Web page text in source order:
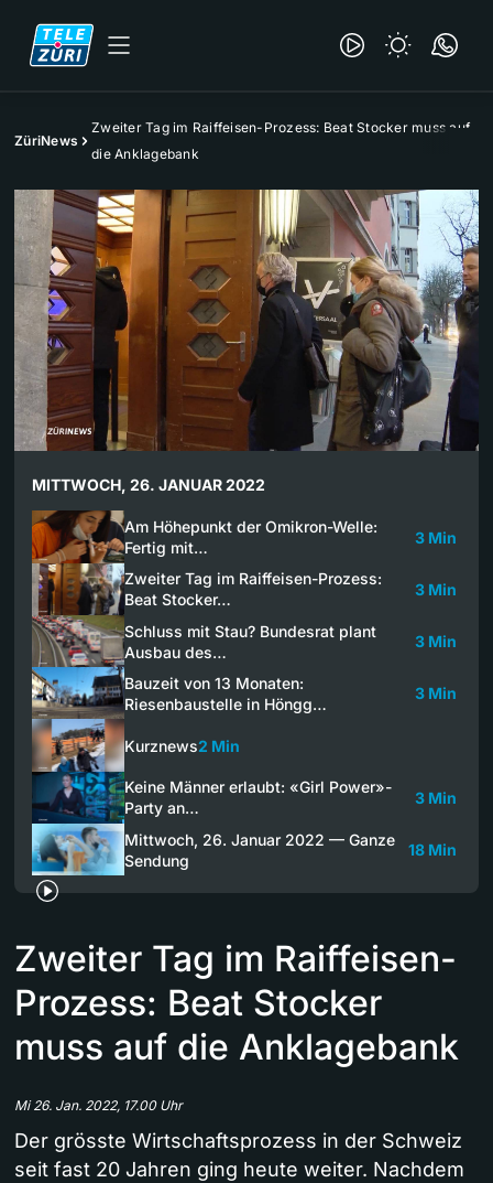
ZüriNews
Zweiter Tag im Raiffeisen-Prozess: Beat Stocker muss auf
die Anklagebank
MITTWOCH, 26. JANUAR 2022
Am Höhepunkt der Omikron-Welle:
Fertig mit…
3 Min
Zweiter Tag im Raiffeisen-Prozess:
Beat Stocker…
3 Min
Schluss mit Stau? Bundesrat plant
Ausbau des…
3 Min
Bauzeit von 13 Monaten:
Riesenbaustelle in Höngg…
3 Min
Kurznews2 Min
Keine Männer erlaubt: «Girl Power»-
Party an…
3 Min
Mittwoch, 26. Januar 2022 — Ganze
Sendung
18 Min
Zweiter Tag im Raiffeisen-
Prozess: Beat Stocker
muss auf die Anklagebank
Mi 26. Jan. 2022, 17.00 Uhr
Der grösste Wirtschaftsprozess in der Schweiz
seit fast 20 Jahren ging heute weiter. Nachdem